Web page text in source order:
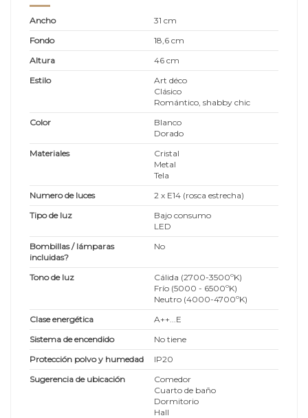
Ancho
31 cm
Fondo
18,6 cm
Altura
46 cm
Estilo
Art déco
Clásico
Romántico, shabby chic
Color
Blanco
Dorado
Materiales
Cristal
Metal
Tela
Numero de luces
2 x E14 (rosca estrecha)
Tipo de luz
Bajo consumo
LED
Bombillas / lámparas
incluidas?
No
Tono de luz
Cálida (2700-3500ºK)
Frío (5000 - 6500ºK)
Neutro (4000-4700ºK)
Clase energética
A++...E
Sistema de encendido
No tiene
Protección polvo y humedad
IP20
Sugerencia de ubicación
Comedor
Cuarto de baño
Dormitorio
Hall